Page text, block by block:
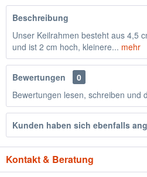
Beschreibung
Unser Keilrahmen besteht aus 4,5
und ist 2 cm hoch, kleinere... mehr
Bewertungen
0
Bewertungen lesen, schreiben und
Kunden haben sich ebenfalls
Kontakt & Beratung